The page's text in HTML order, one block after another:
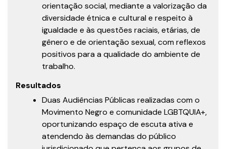
orientação social, mediante a valorização da
diversidade étnica e cultural e respeito à
igualdade e às questões raciais, etárias, de
gênero e de orientação sexual, com reflexos
positivos para a qualidade do ambiente de
trabalho.
Resultados
Duas Audiências Públicas realizadas com o
Movimento Negro e comunidade LGBTQUIA+,
oportunizando espaço de escuta ativa e
atendendo às demandas do público